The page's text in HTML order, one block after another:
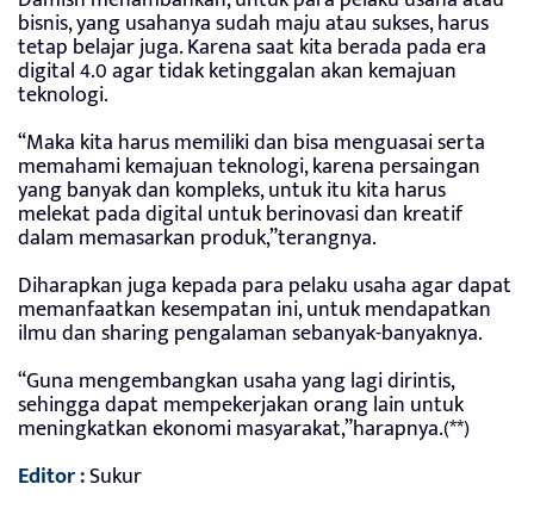
bisnis, yang usahanya sudah maju atau sukses, harus
tetap belajar juga. Karena saat kita berada pada era
digital 4.0 agar tidak ketinggalan akan kemajuan
teknologi.
“Maka kita harus memiliki dan bisa menguasai serta
memahami kemajuan teknologi, karena persaingan
yang banyak dan kompleks, untuk itu kita harus
melekat pada digital untuk berinovasi dan kreatif
dalam memasarkan produk,”terangnya.
Diharapkan juga kepada para pelaku usaha agar dapat
memanfaatkan kesempatan ini, untuk mendapatkan
ilmu dan sharing pengalaman sebanyak-banyaknya.
“Guna mengembangkan usaha yang lagi dirintis,
sehingga dapat mempekerjakan orang lain untuk
meningkatkan ekonomi masyarakat,”harapnya.(**)
Editor :Sukur